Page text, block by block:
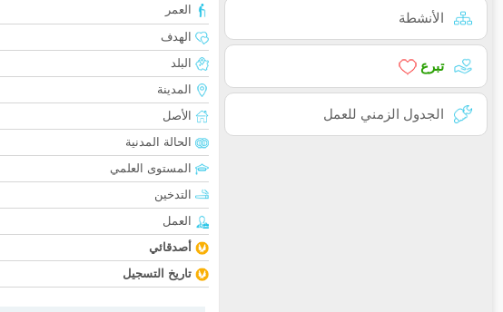
الأنشطة
تبرع
الجدول الزمني للعمل
العمر
الهدف
البلد
المدينة
الأصل
الحالة المدنية
المستوى العلمي
التدخين
العمل
أصدقائي
تاريخ التسجيل